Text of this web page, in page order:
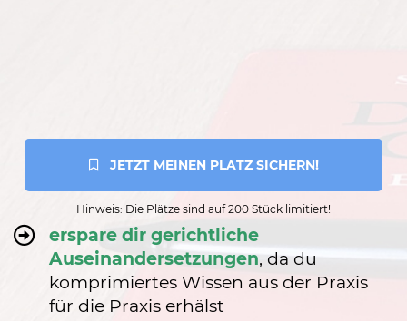
JETZT MEINEN PLATZ SICHERN!
Hinweis: Die Plätze sind auf 200 Stück limitiert!
erspare dir gerichtliche
Auseinandersetzungen, da du
komprimiertes Wissen aus der Praxis
für die Praxis erhälst